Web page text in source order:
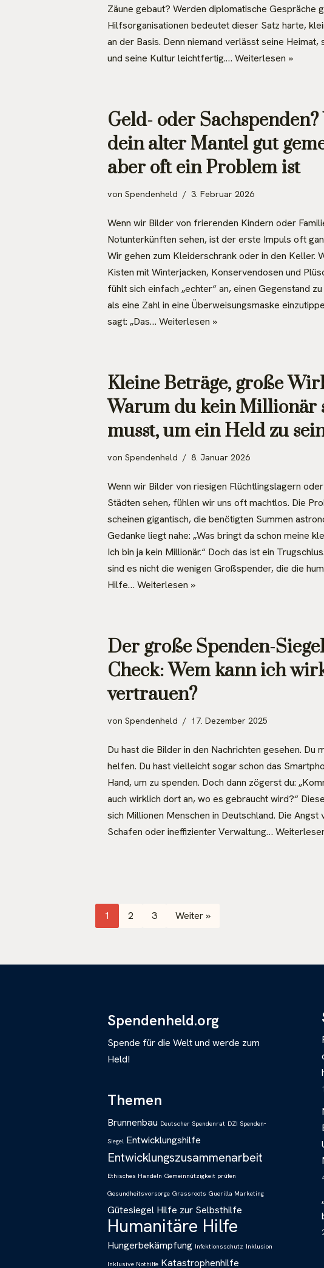
Zäune gebaut? Werden diplomatische Gespräche
Hilfsorganisationen bedeutet dieser Satz harte,
an der Basis. Denn niemand verlässt seine Heimat,
und seine Kultur leichtfertig.… Weiterlesen »
Geld- oder
dein alter Mantel gut
aber oft ein Problem ist
von Spendenheld 3. Februar 2026
Wenn wir Bilder von frierenden Kindern oder
Notunterkünften sehen, ist der erste Impuls oft
Wir gehen zum Kleiderschrank oder in den Keller.
Kisten mit Winterjacken, Konservendosen und
fühlt sich einfach „echter“ an, einen Gegenstand
als eine Zahl in eine Überweisungsmaske
sagt: „Das… Weiterlesen »
Kleine Beträge, große
Warum du kein Millionär
musst, um ein Held zu
von Spendenheld 8. Januar 2026
Wenn wir Bilder von riesigen Flüchtlingslagern
Städten sehen, fühlen wir uns oft machtlos. Die
scheinen gigantisch, die benötigten Summen
Gedanke liegt nahe: „Was bringt da schon meine
Ich bin ja kein Millionär.“ Doch das ist ein
sind es nicht die wenigen Großspender, die die
Hilfe… Weiterlesen »
Der große Spenden-
Check: Wem kann ich
vertrauen?
von Spendenheld 17. Dezember 2025
Du hast die Bilder in den Nachrichten gesehen. Du
helfen. Du hast vielleicht sogar schon das
Hand, um zu spenden. Doch dann zögerst du:
auch wirklich dort an, wo es gebraucht wird?“
sich Millionen Menschen in Deutschland. Die Angst
Schafen oder ineffizienter Verwaltung…
1 2 3 Weiter »
Spendenheld.org
Spende für die Welt und werde zum
Held!
Themen
Brunnenbau Deutscher Spendenrat DZI Spenden-
Siegel Entwicklungshilfe
Entwicklungszusammenarbeit
Ethisches Handeln Gemeinnützigkeit prüfen
Gesundheitsvorsorge Grassroots Guerilla Marketing
Gütesiegel Hilfe zur Selbsthilfe
Humanitäre Hilfe
Hungerbekämpfung Infektionsschutz Inklusion
Inklusive Nothilfe Katastrophenhilfe